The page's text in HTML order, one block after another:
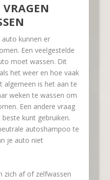
VRAGEN
kunnen er
Een veelgestelde
moet wassen. Dit
het weer en hoe vaak
algemeen is het aan te
weken te wassen om
Een andere vraag
kunt gebruiken.
autoshampoo te
je auto niet
zich af of zelfwassen